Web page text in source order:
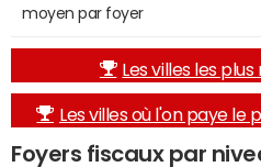
moyen par foyer
Les villes les
Les villes où l'on paye le
Foyers fiscaux par